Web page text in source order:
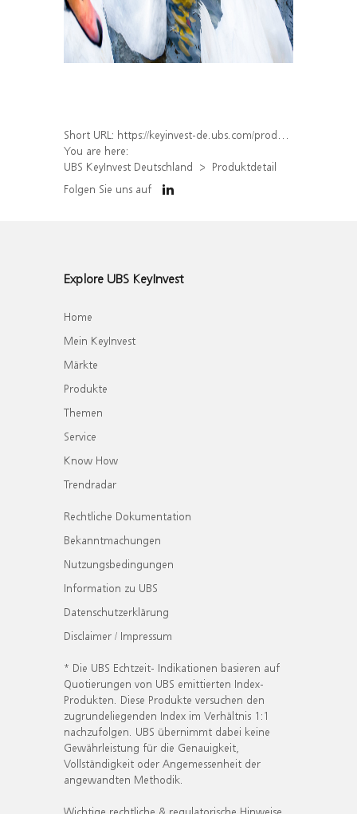
Short URL: https://keyinvest-de.ubs.com/produkt/detail/index/isin/DE000WA8N0E7
You are here:
UBS KeyInvest Deutschland
Produktdetail
Folgen Sie uns auf
Explore UBS KeyInvest
Home
Mein KeyInvest
Märkte
Produkte
Themen
Service
Know How
Trendradar
Rechtliche Dokumentation
Bekanntmachungen
Nutzungsbedingungen
Information zu UBS
Datenschutzerklärung
Disclaimer / Impressum
* Die UBS Echtzeit- Indikationen basieren auf
Quotierungen von UBS emittierten Index-
Produkten. Diese Produkte versuchen den
zugrundeliegenden Index im Verhältnis 1:1
nachzufolgen. UBS übernimmt dabei keine
Gewährleistung für die Genauigkeit,
Vollständigkeit oder Angemessenheit der
angewandten Methodik.